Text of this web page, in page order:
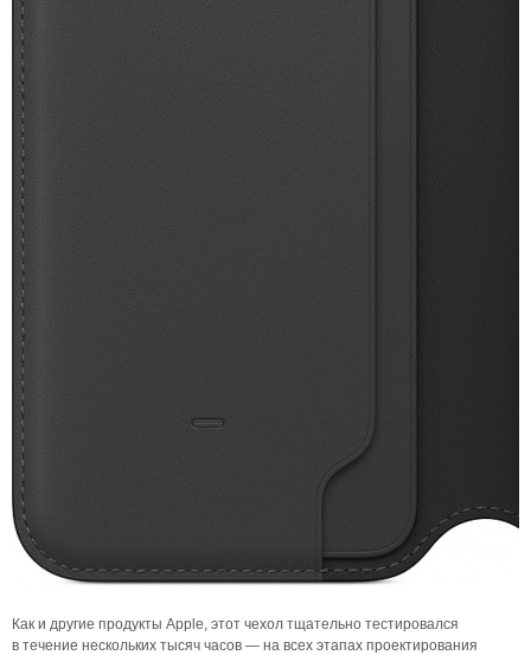
Как и другие продукты Apple, этот чехол тщательно тестировался
в течение нескольких тысяч часов — на всех этапах проектирования